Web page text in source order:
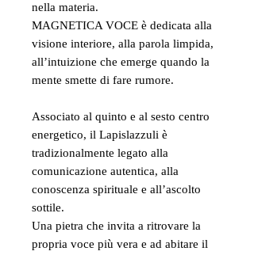
nella materia.
MAGNETICA VOCE è dedicata alla
visione interiore, alla parola limpida,
all’intuizione che emerge quando la
mente smette di fare rumore.
Associato al quinto e al sesto centro
energetico, il Lapislazzuli è
tradizionalmente legato alla
comunicazione autentica, alla
conoscenza spirituale e all’ascolto
sottile.
Una pietra che invita a ritrovare la
propria voce più vera e ad abitare il